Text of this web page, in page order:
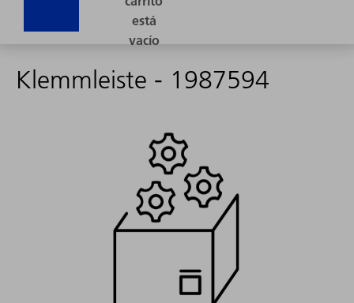
Klemmleiste - 1987594